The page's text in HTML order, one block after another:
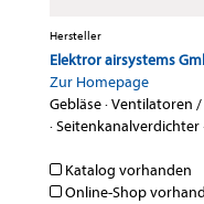
Hersteller
Elektror airsystems
Zur Homepage
Gebläse·Ventilatoren /
·Seitenkanalverdichter
Katalog vorhanden
Online-Shop